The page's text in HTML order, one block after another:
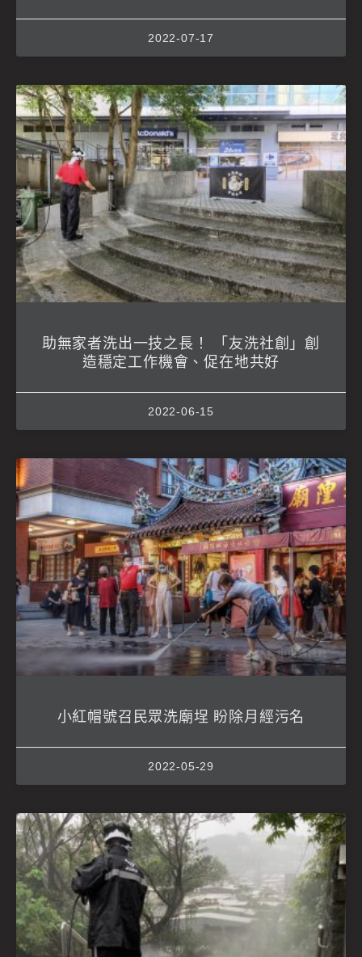
2022-07-17
助無家者洗出一技之長！ 「友洗社創」創
造穩定工作機會、促在地共好
2022-06-15
小紅帽號召民眾洗廟埕 盼除月經污名
2022-05-29